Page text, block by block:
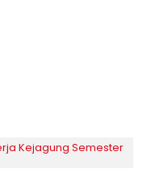
Kejagung Semester